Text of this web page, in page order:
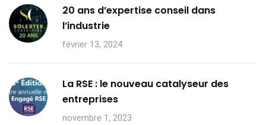
20 ans d’expertise conseil dans
l’industrie
février 13, 2024
La RSE : le nouveau catalyseur des
entreprises
novembre 1, 2023